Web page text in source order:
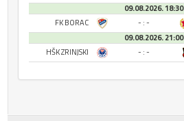
09.08.2026. 18:30
FK BORAC
- : -
09.08.2026. 21:00
HŠK ZRINJSKI
- : -